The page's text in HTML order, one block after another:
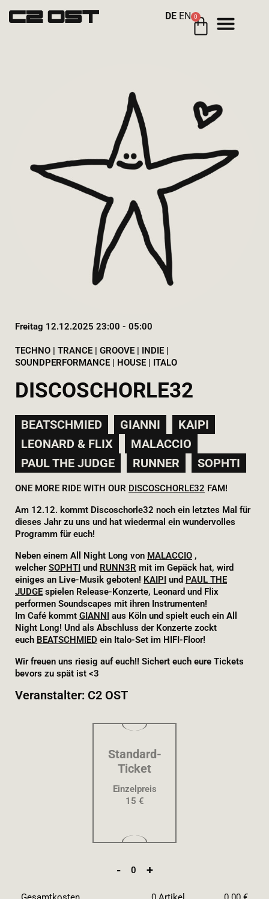
DE EN 0
Freitag 12.12.2025 23:00 - 05:00
TECHNO | TRANCE | GROOVE | INDIE |
SOUNDPERFORMANCE | HOUSE | ITALO
DISCOSCHORLE32
BEATSCHMIED GIANNI
KAIPI
LEONARD & FLIX
MALACCIO
PAUL THE JUDGE
RUNNER SOPHTI
ONE MORE RIDE WITH OUR DISCOSCHORLE32 FAM!
Am 12.12. kommt Discoschorle32 noch ein letztes Mal für
dieses Jahr zu uns und hat wiedermal ein wundervolles
Programm für euch!
Neben einem All Night Long von MALACCIO ,
welcherSOPHTI und RUNN3R mit im Gepäck hat, wird
einiges an Live-Musik geboten! KAIPI und PAUL THE
JUDGE spielen Release-Konzerte, Leonard und Flix
performen Soundscapes mit ihren Instrumenten!
Im Café kommt GIANNI aus Köln und spielt euch ein All
Night Long! Und als Abschluss der Konzerte zockt
euch BEATSCHMIED ein Italo-Set im HIFI-Floor!
Wir freuen uns riesig auf euch!! Sichert euch eure Tickets
bevors zu spät ist <3
Veranstalter: C2 OST
Standard-
Ticket
Einzelpreis
15 €
- 0 +